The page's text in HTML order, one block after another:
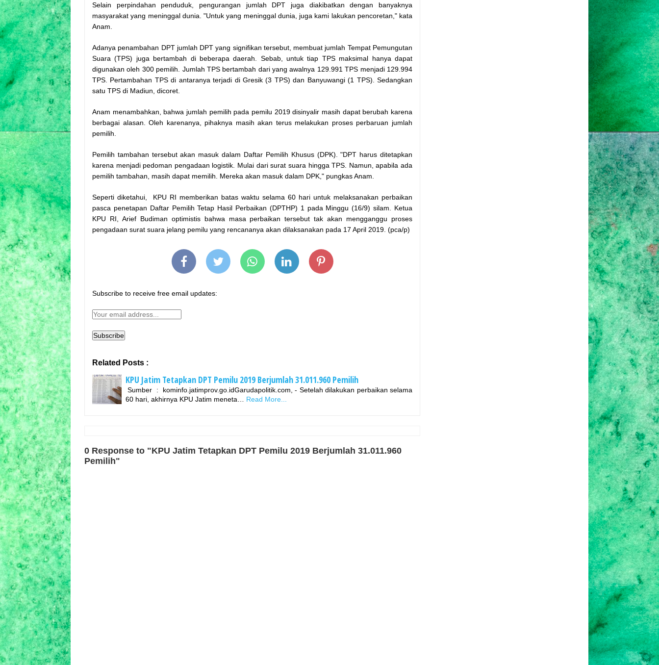
Selain perpindahan penduduk, pengurangan jumlah DPT juga diakibatkan dengan banyaknya
masyarakat yang meninggal dunia. "Untuk yang meninggal dunia, juga kami lakukan pencoretan," kata
Anam.
Adanya penambahan DPT jumlah DPT yang signifikan tersebut, membuat jumlah Tempat Pemungutan
Suara (TPS) juga bertambah di beberapa daerah. Sebab, untuk tiap TPS maksimal hanya dapat
digunakan oleh 300 pemilih. Jumlah TPS bertambah dari yang awalnya 129.991 TPS menjadi 129.994
TPS. Pertambahan TPS di antaranya terjadi di Gresik (3 TPS) dan Banyuwangi (1 TPS). Sedangkan
satu TPS di Madiun, dicoret.
Anam menambahkan, bahwa jumlah pemilih pada pemilu 2019 disinyalir masih dapat berubah karena
berbagai alasan. Oleh karenanya, pihaknya masih akan terus melakukan proses perbaruan jumlah
pemilih.
Pemilih tambahan tersebut akan masuk dalam Daftar Pemilih Khusus (DPK). "DPT harus ditetapkan
karena menjadi pedoman pengadaan logistik. Mulai dari surat suara hingga TPS. Namun, apabila ada
pemilih tambahan, masih dapat memilih. Mereka akan masuk dalam DPK," pungkas Anam.
Seperti diketahui, KPU RI memberikan batas waktu selama 60 hari untuk melaksanakan perbaikan
pasca penetapan Daftar Pemilih Tetap Hasil Perbaikan (DPTHP) 1 pada Minggu (16/9) silam. Ketua
KPU RI, Arief Budiman optimistis bahwa masa perbaikan tersebut tak akan mengganggu proses
pengadaan surat suara jelang pemilu yang rencananya akan dilaksanakan pada 17 April 2019. (pca/p)
Subscribe to receive free email updates:
Related Posts :
KPU Jatim Tetapkan DPT Pemilu 2019 Berjumlah 31.011.960 Pemilih
Sumber : kominfo.jatimprov.go.idGarudapolitik.com, - Setelah dilakukan perbaikan selama
60 hari, akhirnya KPU Jatim meneta…
Read More...
0 Response to "KPU Jatim Tetapkan DPT Pemilu 2019 Berjumlah 31.011.960
Pemilih"